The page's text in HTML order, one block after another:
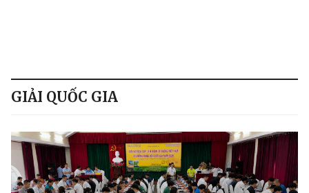
GIẢI QUỐC GIA